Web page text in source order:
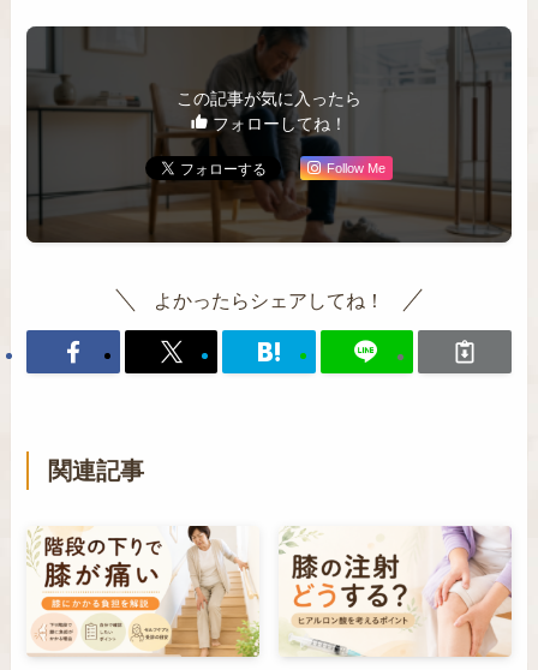
この記事が気に入ったら
フォローしてね！
Follow Me
よかったらシェアしてね！
関連記事